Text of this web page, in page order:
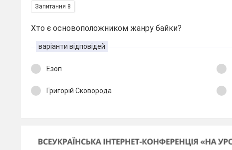
Запитання 8
Хто є основоположником жанру байки?
варіанти відповідей
Езоп
Григорій Сковорода